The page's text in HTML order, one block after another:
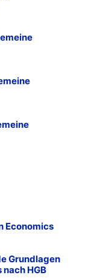
Economics
Grundlagen
HGB